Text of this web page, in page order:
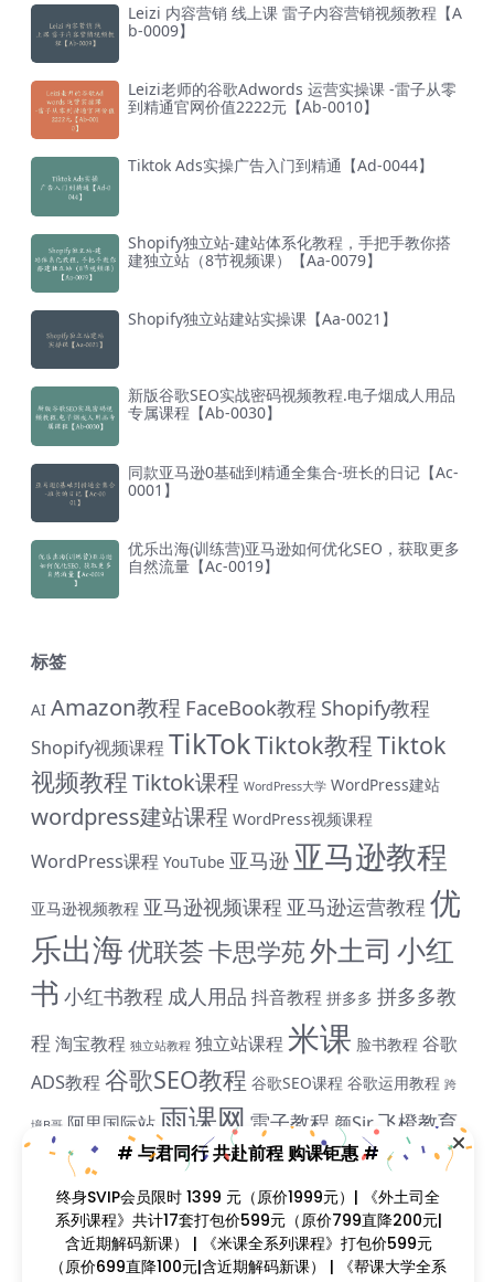
Leizi 内容营销 线上课 雷子内容营销视频教程【A
b-0009】
Leizi老师的谷歌Adwords 运营实操课 -雷子从零
到精通官网价值2222元【Ab-0010】
Tiktok Ads实操广告入门到精通【Ad-0044】
Shopify独立站-建站体系化教程，手把手教你搭
建独立站（8节视频课）【Aa-0079】
Shopify独立站建站实操课【Aa-0021】
新版谷歌SEO实战密码视频教程.电子烟成人用品
专属课程【Ab-0030】
同款亚马逊0基础到精通全集合-班长的日记【Ac-
0001】
优乐出海(训练营)亚马逊如何优化SEO，获取更多
自然流量【Ac-0019】
标签
AI Amazon教程 FaceBook教程 Shopify教程
Shopify视频课程TikTokTiktok教程Tiktok
视频教程Tiktok课程 WordPress大学 WordPress建站
wordpress建站课程 WordPress视频课程
WordPress课程 YouTube 亚马逊 亚马逊教程
亚马逊视频教程 亚马逊视频课程 亚马逊运营教程 优
乐出海优联荟卡思学苑外土司 小红
书 小红书教程 成人用品 抖音教程 拼多多 拼多多教
程 淘宝教程 独立站教程 独立站课程米课 脸书教程 谷歌
ADS教程谷歌SEO教程 谷歌SEO课程 谷歌运用教程 跨
境B哥 阿里国际站雨课网 雷子教程 颜Sir飞橙教育
课程简介
课程目录
# 与君同行 共赴前程 购课钜惠 #
终身SVIP会员限时 1399 元（原价1999元）| 《外土司全
系列课程》共计17套打包价599元（原价799直降200元|
含近期解码新课） | 《米课全系列课程》打包价599元
（原价699直降100元|含近期解码新课） | 《帮课大学全系